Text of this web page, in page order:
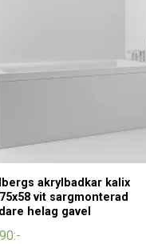
akrylbadkar kalix
vit sargmonterad
helag gavel